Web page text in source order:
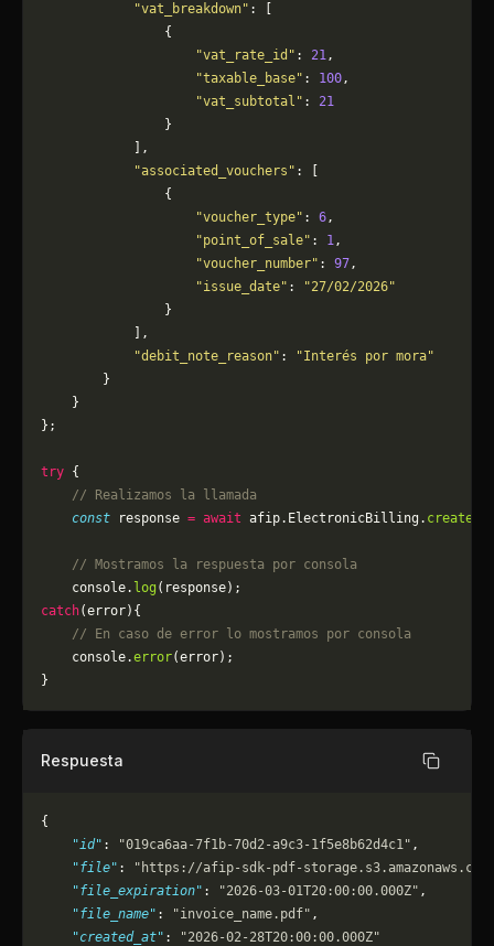
            "vat_breakdown"
: [
                {
                    "vat_rate_id"
: 21,
                    "taxable_base"
: 100,
                    "vat_subtotal"
: 21
                }
            ],
            "associated_vouchers"
: [
                {
                    "voucher_type"
: 6,
                    "point_of_sale"
: 1,
                    "voucher_number"
: 97,
                    "issue_date"
:
"27/02/2026"
                }
            ],
            "debit_note_reason"
:
"Interés por mora"
        }
    }
};
try {
    // Realizamos la llamada
    const
response = await afip.ElectronicBilling.
    // Mostramos la respuesta por consola
    console.
log (response);
catch(error){
    // En caso de error lo mostramos por consola
	console.
error(error);
}
Respuesta Copiar
{
    "id"
: "019ca6aa-7f1b-70d2-a9c3-1f5e8b62d4c1" ,
    "file"
:
"https://afip-sdk-pdf-
    "file_expiration"
: "2026-03-01T20:00:00.000Z" ,
    "file_name"
: "invoice_name.pdf" ,
    "created_at"
:
"2026-02-28T20:00:00.000Z"